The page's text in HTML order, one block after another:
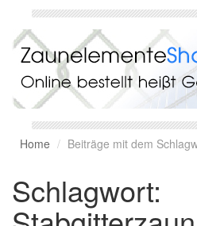
Home Beiträge mit dem
Schlagwort: